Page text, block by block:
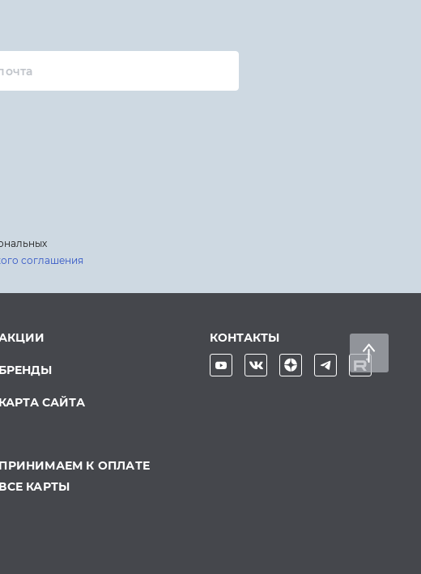
соглашения
БРЕНДЫ
КАРТА САЙТА
ПРИНИМАЕМ К ОПЛАТЕ
ВСЕ КАРТЫ
КОНТАКТЫ